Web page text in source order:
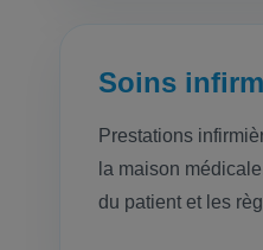
Soins
Prestations
la maison
du patient et les